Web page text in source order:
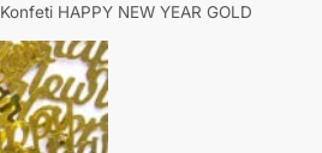
Konfeti HAPPY NEW YEAR GOLD